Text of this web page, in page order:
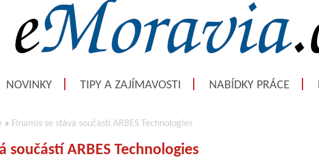
NOVINKY TIPY A ZAJÍMAVOSTI NABÍDKY PRÁCE
» Finamis se stává součástí ARBES Technologies
součástí ARBES Technologies